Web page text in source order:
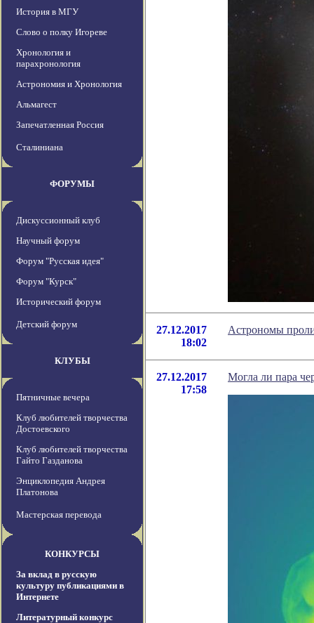
История в МГУ
Слово о полку Игореве
Хронология и
парахронология
Астрономия и Хронология
Альмагест
Запечатленная Россия
Сталиниана
ФОРУМЫ
Дискуссионный клуб
Научный форум
Форум "Русская идея"
Форум "Курск"
Исторический форум
Детский форум
КЛУБЫ
Пятничные вечера
Клуб любителей творчества
Достоевского
Клуб любителей творчества
Гайто Газданова
Энциклопедия Андрея
Платонова
Мастерская перевода
КОНКУРСЫ
За вклад в русскую
культуру публикациями в
Интернете
Литературный конкурс
27.12.2017
18:02
Астрономы
27.12.2017
17:58
Могла ли пара